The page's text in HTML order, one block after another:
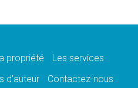
«dix jours de prière pour la
propriété
Les services
d’auteur Contactez-nous